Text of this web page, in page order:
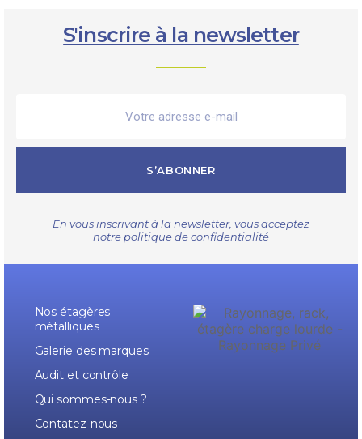
S'inscrire à la newsletter
S’ABONNER
En vous inscrivant à la newsletter, vous acceptez
notre politique de confidentialité
Nos étagères
métalliques
Galerie des marques
Audit et contrôle
Qui sommes-nous ?
Contatez-nous